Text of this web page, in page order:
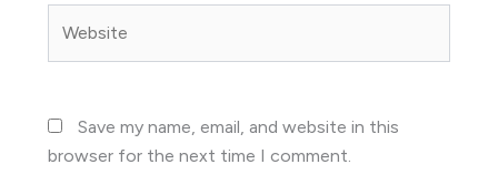
Save my name, email, and website in this
browser for the next time I comment.